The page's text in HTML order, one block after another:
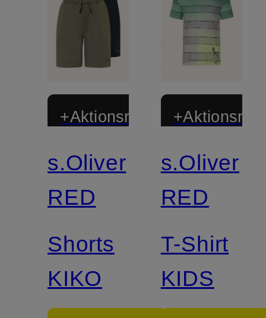
+Aktionsrabatt
s.Oliver
RED
Shorts
KIKO
s.Oliver
RED
T-Shirt
KIDS